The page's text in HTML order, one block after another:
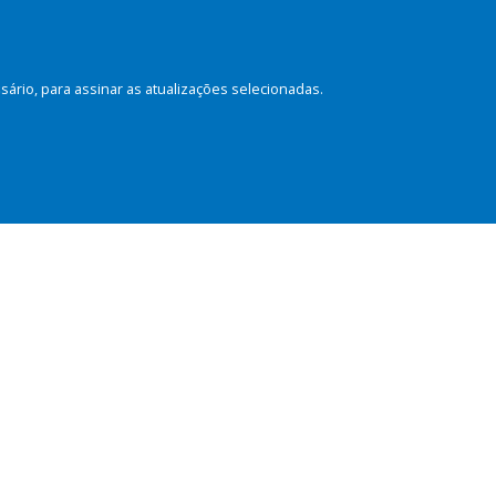
para assinar as atualizações selecionadas.